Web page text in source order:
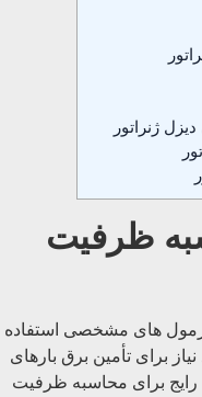
ژنراتور
ظرفیت
های مشخصی استفاده
برای تأمین برق بارهای
رایج برای محاسبه ظرفیت